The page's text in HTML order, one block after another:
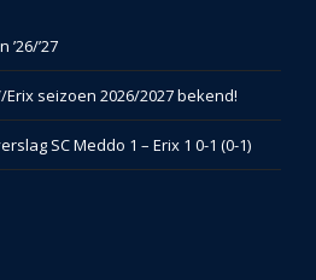
’27
Erix seizoen 2026/2027 bekend!
SC Meddo 1 – Erix 1 0-1 (0-1)